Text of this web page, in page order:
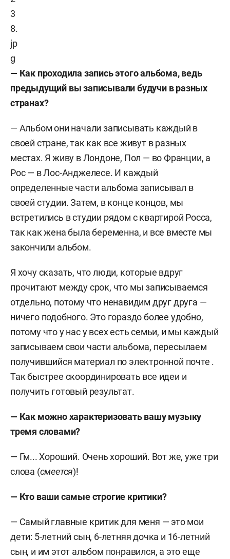
— Как проходила запись этого альбома, ведь
предыдущий вы записывали будучи в разных
странах?
— Альбом они начали записывать каждый в
своей стране, так как все живут в разных
местах. Я живу в Лондоне, Пол — во Франции, а
Рос — в Лос-Анджелесе. И каждый
определенные части альбома записывал в
своей студии. Затем, в конце концов, мы
встретились в студии рядом с квартирой Росса,
так как жена была беременна, и все вместе мы
закончили альбом.
Я хочу сказать, что люди, которые вдруг
прочитают между срок, что мы записываемся
отдельно, потому что ненавидим друг друга —
ничего подобного. Это гораздо более удобно,
потому что у нас у всех есть семьи, и мы каждый
записываем свои части альбома, пересылаем
получившийся материал по электронной почте .
Так быстрее скоординировать все идеи и
получить готовый результат.
— Как можно характеризовать вашу музыку
тремя словами?
— Гм... Хороший. Очень хороший. Вот же, уже три
слова (смеется)!
— Кто ваши самые строгие критики?
— Самый главные критик для меня — это мои
дети: 5-летний сын, 6-летняя дочка и 16-летний
сын, и им этот альбом понравился, а это еще